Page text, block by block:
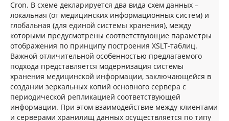
Cron. В схеме декларируется два вида схем данных –
локальная (от медицинских информационных систем) и
глобальная (для единой системы хранения), между
которыми предусмотрены соответствующие параметры
отображения по принципу построения XSLT-таблиц.
Важной отличительной особенностью предлагаемого
подхода представляется модернизация системы
хранения медицинской информации, заключающейся в
создании зеркальных копий основного сервера с
периодической репликацией соответствующей
информации. При этом взаимодействие между клиентами
и серверами хранилищ данных осуществляется по типу